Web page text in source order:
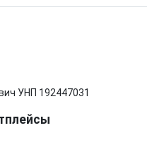
УНП 192447031